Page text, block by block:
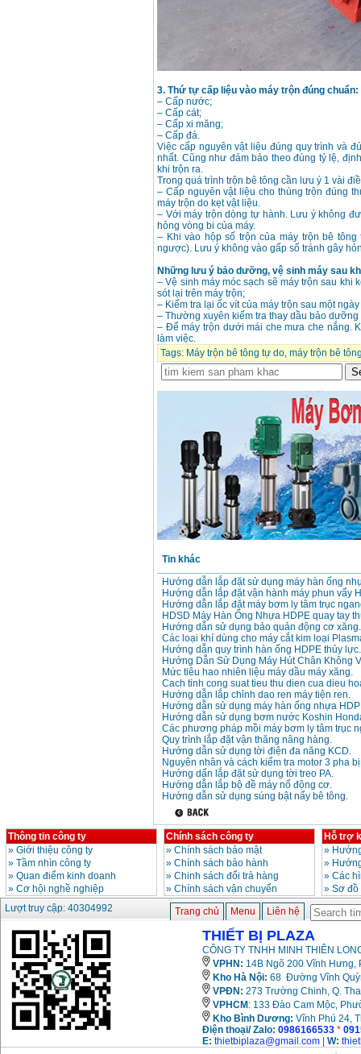
3. Thứ tự cấp liệu vào máy trộn đúng chuẩn:
– Cấp nước;
– Cấp cát;
– Cấp xi măng;
– Cấp đá.
Việc cấp nguyên vật liệu đúng quy trình và
nhất. Cũng như đảm bảo theo đúng tỷ lệ,
khi trộn ra.
Trong quá trình trộn bê tông cần lưu ý 1 vài
– Cấp nguyên vật liệu cho thùng trộn đúng
máy trộn do kẹt vật liệu.
– Với máy trộn dòng tự hành. Lưu ý không
hỏng vòng bi của máy.
– Khi vào hộp số trộn của máy trộn bê
ngược). Lưu ý không vào gấp số tránh gây
Những lưu ý bảo dưỡng, vệ sinh máy sau
– Vệ sinh máy móc sạch sẽ máy trộn sau khi
sót lại trên máy trộn;
– Kiểm tra lại ốc vít của máy trộn sau một
– Thường xuyên kiểm tra thay dầu bảo
– Để máy trộn dưới mái che mưa che nắng.
làm việc.
Tags: Máy trộn bê tông tự do, máy trộn bê
Tin khác
Hướng dẫn lắp đặt sử dụng máy hàn ống
Hướng dẫn lắp đặt vận hành máy phun vẩy
Hướng dẫn lắp đặt máy bơm ly tâm trục
HDSD Máy Hàn Ống Nhựa HDPE quay tay
Hướng dẫn sử dụng bảo quản động cơ xăng.
Các loại khí dùng cho máy cắt kim loại
Hướng dẫn quy trình hàn ống HDPE thủy lực.
Hướng Dẫn Sử Dụng Máy Hút Chân Không
Mức tiêu hao nhiên liệu máy dầu máy xăng.
Cach tinh cong suat tieu thu dien cua dieu
Hướng dẫn lắp chỉnh dao ren máy tiện ren.
Hướng dẫn sử dụng máy hàn ống nhựa
Hướng dẫn sử dụng bơm nước Koshin
Các phương pháp mồi máy bơm ly tâm trục
Quy trình lắp đặt vận thăng nâng hàng.
Hướng dẫn sử dụng tời điện đa năng KCD.
Nguyên nhân và cách kiểm tra motor 3 pha
Hướng dấn lắp đặt sử dụng tời treo PA.
Hướng dẫn lắp bộ đề máy nổ động cơ.
Hướng dẫn sử dụng súng bật nẩy bê tông.
Thông tin công ty
» Giới thiệu công ty
» Tầm nhìn công ty
» Quan điểm kinh doanh
» Cơ hội nghề nghiệp
Chính sách công ty
» Chính sách bảo mật
» Chính sách bảo hành
» Chinh sách đổi trả hàng
» Chính sách vận chuyển
Hỗ trợ
»
»
» Các
» Sơ
Lượt truy cập: 40304992
Trang chủ Menu Liên hệ
THIẾT BỊ PLAZA
CÔNG TY TNHH MINH THIÊN
VPHN: 14B Ngõ 200 Vĩnh Hưng,
Kho Hà Nội: 68 Đường Vĩnh
VPĐN: 273 Trường Chinh, Q.
VPHCM : 133 Đào Cam Mộc,
Kho Bình Dương: Vĩnh Phú 24,
Điện thoại/ Zalo: 0986166533 *
E: thietbiplaza@gmail.com W: